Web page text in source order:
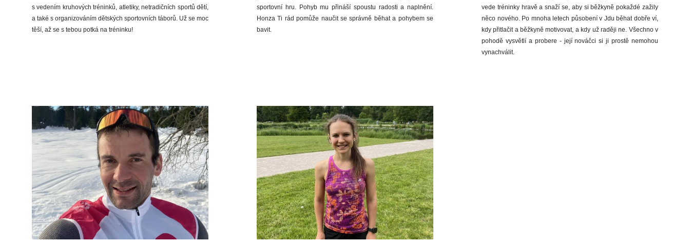
s vedením kruhových tréninků, atletiky, netradičních sportů dětí,
a také s organizováním dětských sportovních táborů. Už se moc
těší, až se s tebou potká na tréninku!
sportovní hru. Pohyb mu přináší spoustu radosti a naplnění.
Honza Ti rád pomůže naučit se správně běhat a pohybem se
bavit.
vede tréninky hravě a snaží se, aby si běžkyně pokaždé zažily
něco nového. Po mnoha letech působení v Jdu běhat dobře ví,
kdy přitlačit a běžkyně motivovat, a kdy už raději ne. Všechno v
pohodě vysvětlí a probere - její nováčci si ji prostě nemohou
vynachválit.